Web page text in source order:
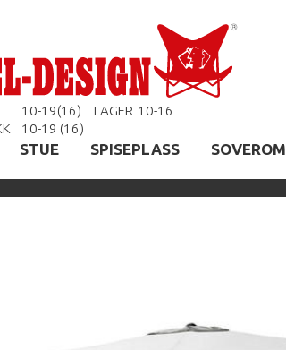
10-19(16) LAGER 10-16
10-19 (16)
STUE SPISEPLASS SOVEROM